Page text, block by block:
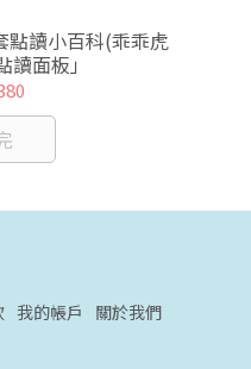
點讀小百科(乖乖虎
面板」
我的帳戶
關於我們